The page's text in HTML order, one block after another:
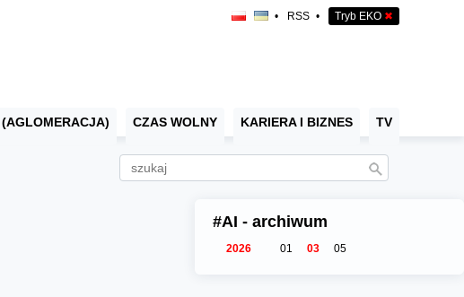
• RSS • Tryb EKO ✖
CZAS WOLNY KARIERA I BIZNES TV
#AI - archiwum
2026 01 03 05